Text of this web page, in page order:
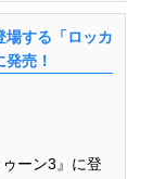
場する「ロッカ
売！
ーン3』に登